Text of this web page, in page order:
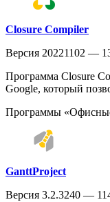
Closure Compiler
Версия 20221102 —
Программа Closure
Google, который
Программы
GanttProject
Версия 3.2.3240 —